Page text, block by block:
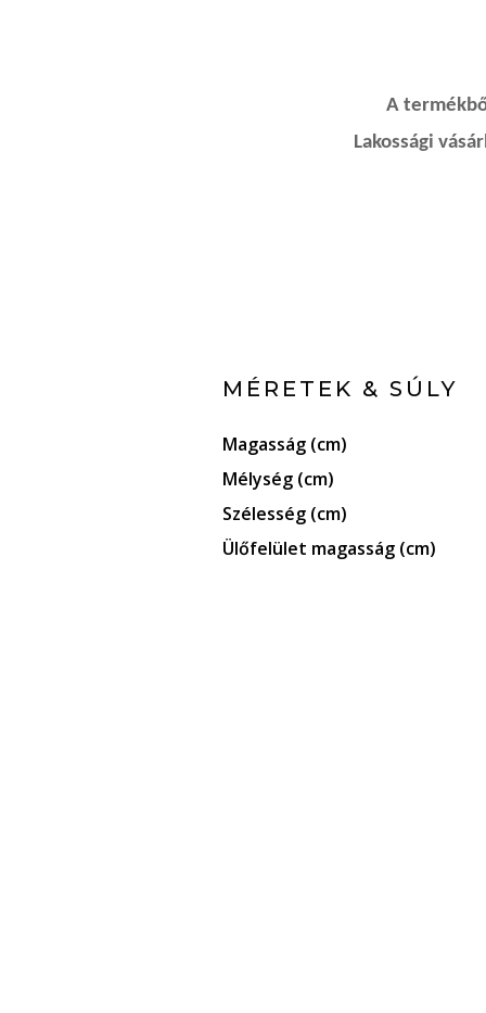
A
Lakossági
MÉRETEK & SÚLY
Magasság (cm)
Mélység (cm)
Szélesség (cm)
Ülőfelület magasság (cm)